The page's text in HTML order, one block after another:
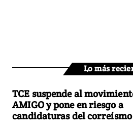
Lo más
TCE suspende al
AMIGO y pone en riesgo a
candidaturas del correísmo